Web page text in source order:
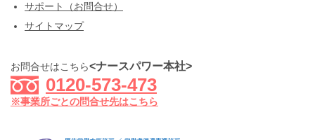
サポート（お問合せ）
サイトマップ
お問合せはこちら<ナースパワー本社>
0120-573-473
※事業所ごとの問合せ先はこちら